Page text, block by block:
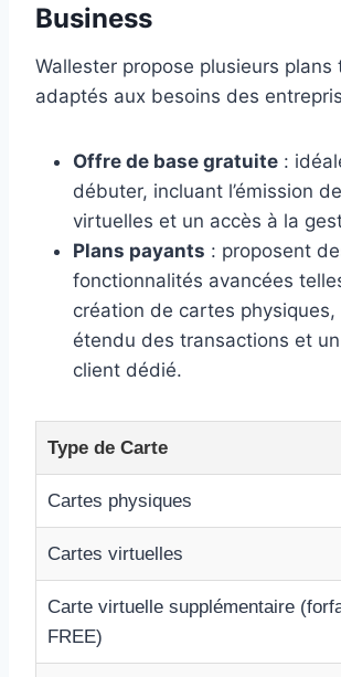
Business
Wallester propose plusieurs plans
adaptés aux besoins des
Offre de base gratuite :
débuter, incluant l’émission
virtuelles et un accès à la
Plans payants : proposent
fonctionnalités avancées
création de cartes physiques,
étendu des transactions et
client dédié.
Type de Carte
Cartes physiques
Cartes virtuelles
Carte virtuelle supplémentaire
FREE)